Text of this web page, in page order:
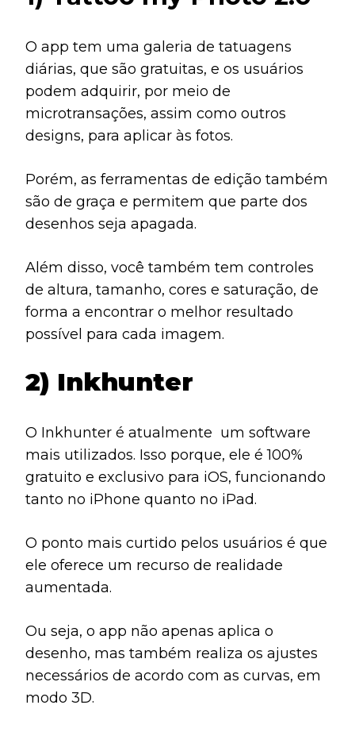
O app tem uma galeria de tatuagens
diárias, que são gratuitas, e os usuários
podem adquirir, por meio de
microtransações, assim como outros
designs, para aplicar às fotos.
Porém, as ferramentas de edição também
são de graça e permitem que parte dos
desenhos seja apagada.
Além disso, você também tem controles
de altura, tamanho, cores e saturação, de
forma a encontrar o melhor resultado
possível para cada imagem.
2) Inkhunter
O Inkhunter é atualmente um software
mais utilizados. Isso porque, ele é 100%
gratuito e exclusivo para iOS, funcionando
tanto no iPhone quanto no iPad.
O ponto mais curtido pelos usuários é que
ele oferece um recurso de realidade
aumentada.
Ou seja, o app não apenas aplica o
desenho, mas também realiza os ajustes
necessários de acordo com as curvas, em
modo 3D.